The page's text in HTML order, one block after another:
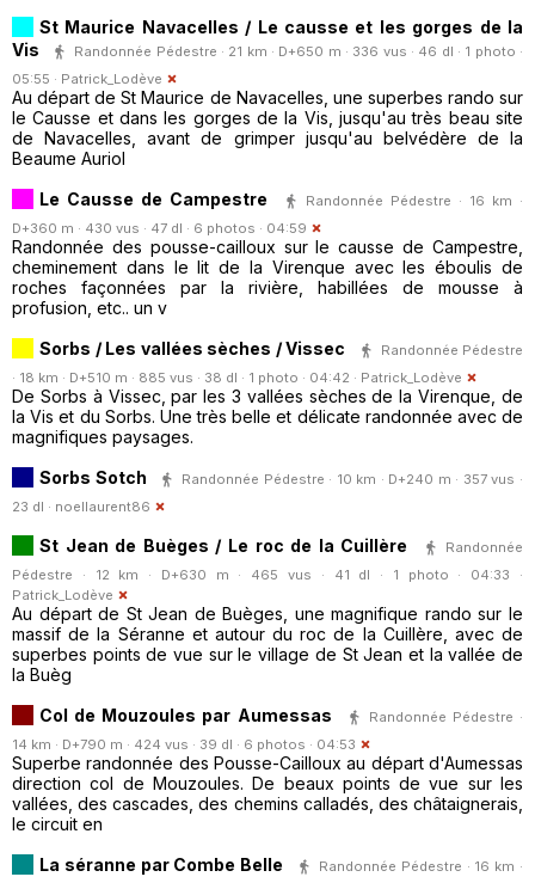
St Maurice Navacelles / Le causse et les gorges de la
Vis
Randonnée Pédestre · 21 km · D+650 m · 336 vus · 46 dl · 1 photo ·
05:55 · Patrick_Lodève
Au départ de St Maurice de Navacelles, une superbes rando sur
le Causse et dans les gorges de la Vis, jusqu'au très beau site
de Navacelles, avant de grimper jusqu'au belvédère de la
Beaume Auriol
Le Causse de Campestre
Randonnée Pédestre · 16 km ·
D+360 m · 430 vus · 47 dl · 6 photos · 04:59
Randonnée des pousse-cailloux sur le causse de Campestre,
cheminement dans le lit de la Virenque avec les éboulis de
roches façonnées par la rivière, habillées de mousse à
profusion, etc.. un v
Sorbs / Les vallées sèches / Vissec
Randonnée Pédestre
· 18 km · D+510 m · 885 vus · 38 dl · 1 photo · 04:42 · Patrick_Lodève
De Sorbs à Vissec, par les 3 vallées sèches de la Virenque, de
la Vis et du Sorbs. Une très belle et délicate randonnée avec de
magnifiques paysages.
Sorbs Sotch
Randonnée Pédestre · 10 km · D+240 m · 357 vus ·
23 dl · noellaurent86
St Jean de Buèges / Le roc de la Cuillère
Randonnée
Pédestre · 12 km · D+630 m · 465 vus · 41 dl · 1 photo · 04:33 ·
Patrick_Lodève
Au départ de St Jean de Buèges, une magnifique rando sur le
massif de la Séranne et autour du roc de la Cuillère, avec de
superbes points de vue sur le village de St Jean et la vallée de
la Buèg
Col de Mouzoules par Aumessas
Randonnée Pédestre ·
14 km · D+790 m · 424 vus · 39 dl · 6 photos · 04:53
Superbe randonnée des Pousse-Cailloux au départ d'Aumessas
direction col de Mouzoules. De beaux points de vue sur les
vallées, des cascades, des chemins calladés, des châtaignerais,
le circuit en
La séranne par Combe Belle
Randonnée Pédestre · 16 km ·